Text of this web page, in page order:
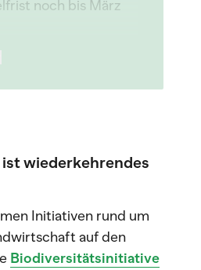
noch bis März
wiederkehrendes
Initiativen rund um
auf den
Biodiversitätsinitiative